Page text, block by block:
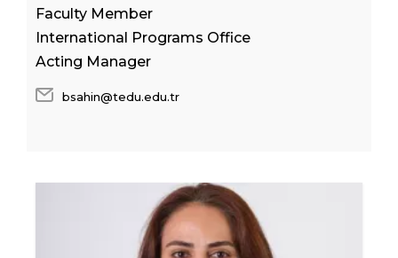
Faculty Member
International Programs Office
Acting Manager
bsahin@tedu.edu.tr